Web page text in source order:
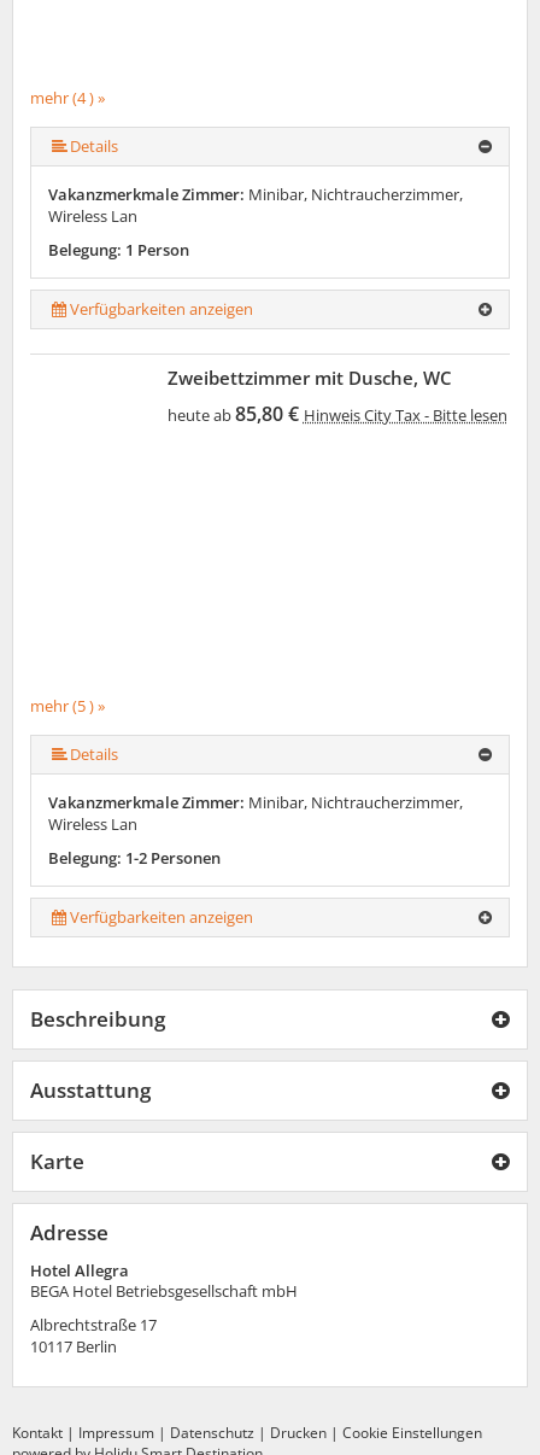
mehr (4 ) »
Details
Vakanzmerkmale Zimmer: Minibar, Nichtraucherzimmer,
Wireless Lan
Belegung: 1 Person
Verfügbarkeiten anzeigen
mehr (5 ) »
mehr (5 ) »
Zweibettzimmer mit Dusche, WC
heute ab85,80 € Hinweis City Tax - Bitte lesen
Details
Vakanzmerkmale Zimmer: Minibar, Nichtraucherzimmer,
Wireless Lan
Belegung: 1-2 Personen
Verfügbarkeiten anzeigen
Beschreibung
Ausstattung
Karte
Adresse
Hotel Allegra
BEGA Hotel Betriebsgesellschaft mbH
Albrechtstraße 17
10117 Berlin
Kontakt | Impressum | Datenschutz | Drucken | Cookie Einstellungen